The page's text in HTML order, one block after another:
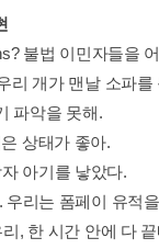
불법 이민자들을
리 개가 맨날 소파
파악을 못해.
상태가 좋아.
아기를 낳았다.
우리는 폼페이 유적
, 한 시간 안에 다